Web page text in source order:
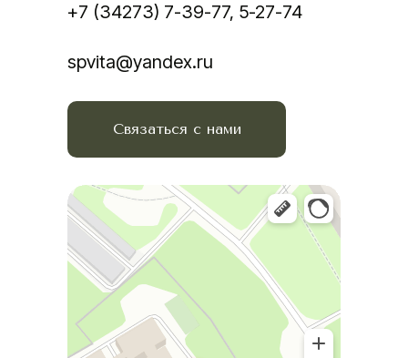
spvita@yandex.ru
+7 (34273) 7-39-77, 5-27-74
Связаться с нами
Краснокамск
Улица Комарова, 2 — Яндекс Карты